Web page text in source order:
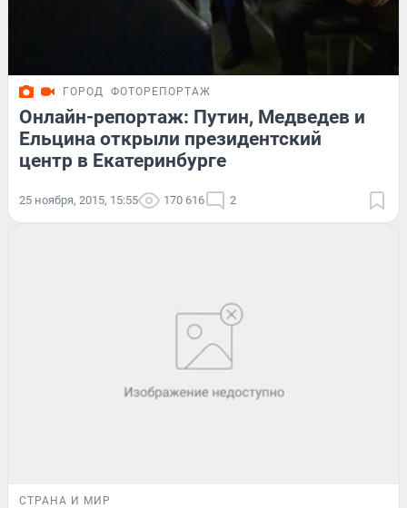
ГОРОД ФОТОРЕПОРТАЖ
Онлайн-репортаж: Путин, Медведев и
Ельцина открыли президентский
центр в Екатеринбурге
25 ноября, 2015, 15:55 170 616 2
СТРАНА И МИР